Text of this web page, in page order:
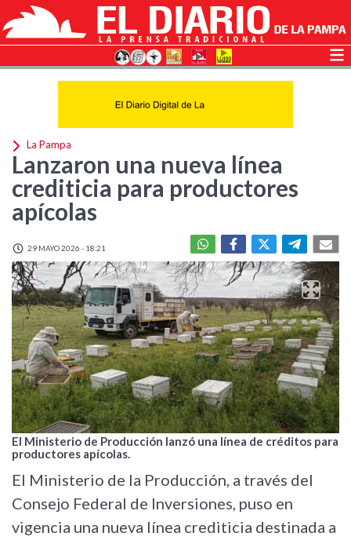
La Pampa
Lanzaron una nueva línea
crediticia para productores
apícolas
29 MAYO 2026 - 18:21
El Ministerio de Producción lanzó una línea de créditos para
productores apícolas.
El Ministerio de la Producción, a través del
Consejo Federal de Inversiones, puso en
vigencia una nueva línea crediticia destinada a